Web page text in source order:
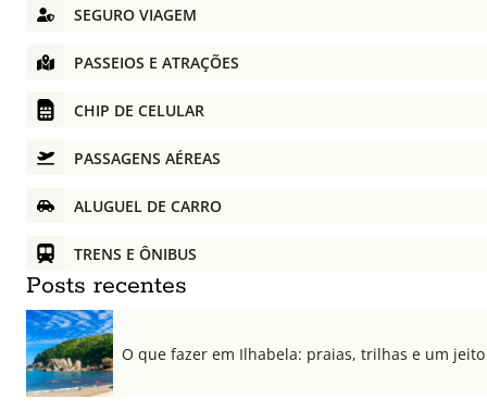
SEGURO VIAGEM
PASSEIOS E ATRAÇÕES
CHIP DE CELULAR
PASSAGENS AÉREAS
ALUGUEL DE CARRO
TRENS E ÔNIBUS
Posts recentes
O que fazer em Ilhabela: praias, trilhas e um